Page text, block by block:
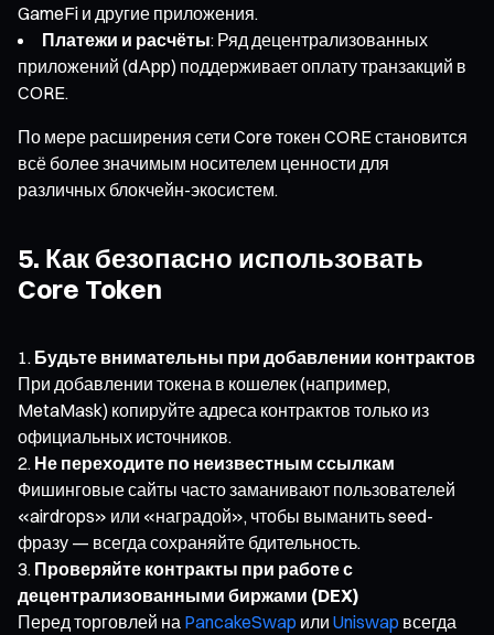
GameFi и другие приложения.
Платежи и расчёты: Ряд децентрализованных
приложений (dApp) поддерживает оплату транзакций в
CORE.
По мере расширения сети Core токен CORE становится
всё более значимым носителем ценности для
различных блокчейн-экосистем.
5. Как безопасно использовать
Core Token
Будьте внимательны при добавлении контрактов
При добавлении токена в кошелек (например,
MetaMask) копируйте адреса контрактов только из
официальных источников.
Не переходите по неизвестным ссылкам
Фишинговые сайты часто заманивают пользователей
«airdrops» или «наградой», чтобы выманить seed-
фразу — всегда сохраняйте бдительность.
Проверяйте контракты при работе с
децентрализованными биржами (DEX)
Перед торговлей на PancakeSwap или Uniswap всегда